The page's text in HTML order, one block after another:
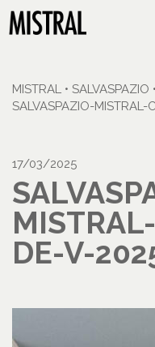
MISTRAL • SALVASPAZIO •
SALVASPAZIO-
17/03/2025
DE-V-